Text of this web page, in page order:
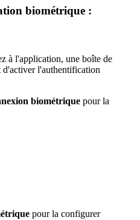
biométrique :
à l'application, une boîte de
d'activer l'authentification
biométrique pour la
étrique pour la configurer